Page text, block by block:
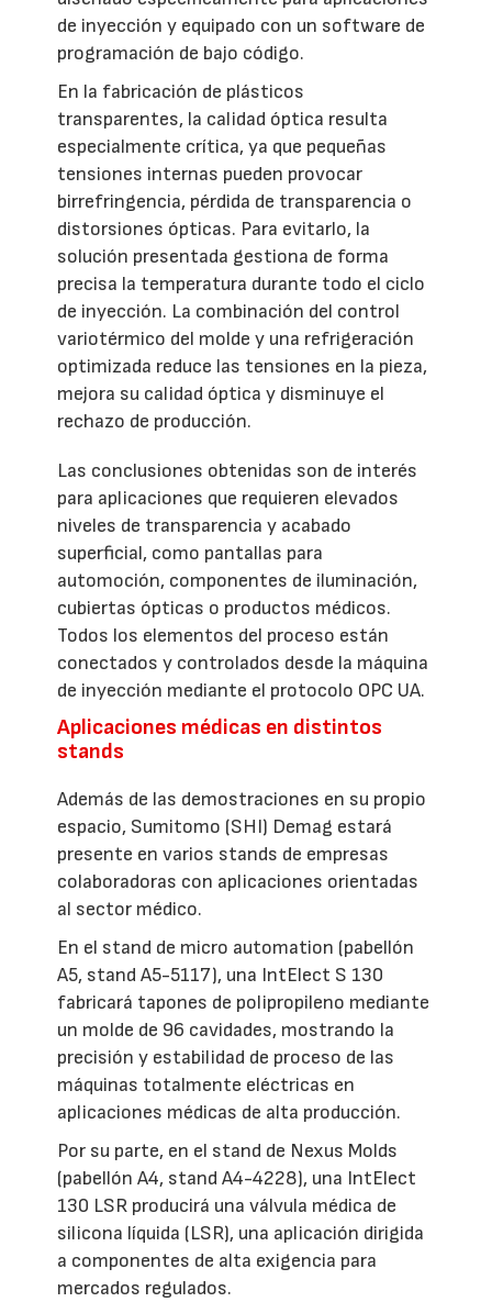
de inyección y equipado con un software de
programación de bajo código.
En la fabricación de plásticos
transparentes, la calidad óptica resulta
especialmente crítica, ya que pequeñas
tensiones internas pueden provocar
birrefringencia, pérdida de transparencia o
distorsiones ópticas. Para evitarlo, la
solución presentada gestiona de forma
precisa la temperatura durante todo el ciclo
de inyección. La combinación del control
variotérmico del molde y una refrigeración
optimizada reduce las tensiones en la pieza,
mejora su calidad óptica y disminuye el
rechazo de producción.
Las conclusiones obtenidas son de interés
para aplicaciones que requieren elevados
niveles de transparencia y acabado
superficial, como pantallas para
automoción, componentes de iluminación,
cubiertas ópticas o productos médicos.
Todos los elementos del proceso están
conectados y controlados desde la máquina
de inyección mediante el protocolo OPC UA.
Aplicaciones médicas en distintos
stands
Además de las demostraciones en su propio
espacio, Sumitomo (SHI) Demag estará
presente en varios stands de empresas
colaboradoras con aplicaciones orientadas
al sector médico.
En el stand de micro automation (pabellón
A5, stand A5-5117), una IntElect S 130
fabricará tapones de polipropileno mediante
un molde de 96 cavidades, mostrando la
precisión y estabilidad de proceso de las
máquinas totalmente eléctricas en
aplicaciones médicas de alta producción.
Por su parte, en el stand de Nexus Molds
(pabellón A4, stand A4-4228), una IntElect
130 LSR producirá una válvula médica de
silicona líquida (LSR), una aplicación dirigida
a componentes de alta exigencia para
mercados regulados.